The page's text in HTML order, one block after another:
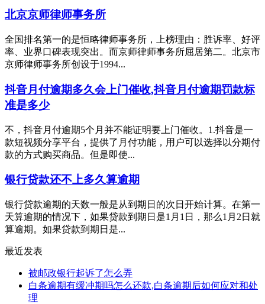
北京京师律师事务所
全国排名第一的是恒略律师事务所，上榜理由：胜诉率、好评
率、业界口碑表现突出。而京师律师事务所屈居第二。北京市
京师律师事务所创设于1994...
抖音月付逾期多久会上门催收,抖音月付逾期罚款标
准是多少
不，抖音月付逾期5个月并不能证明要上门催收。1.抖音是一
款短视频分享平台，提供了月付功能，用户可以选择以分期付
款的方式购买商品。但是即使...
银行贷款还不上多久算逾期
银行贷款逾期的天数一般是从到期日的次日开始计算。在第一
天算逾期的情况下，如果贷款到期日是1月1日，那么1月2日就
算逾期。如果贷款到期日是...
最近发表
被邮政银行起诉了怎么弄
白条逾期有缓冲期吗怎么还款,白条逾期后如何应对和处
理